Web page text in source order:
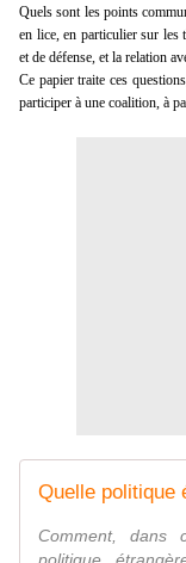
Quels sont les points
en lice, en particulier sur les
et de défense, et la relation
Ce papier traite ces
participer à une coalition, à
Comment, dans